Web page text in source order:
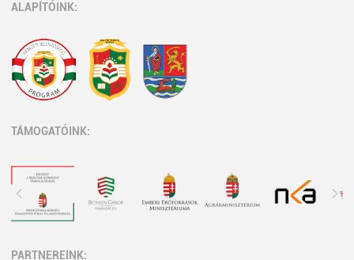
ALAPÍTÓINK:
TÁMOGATÓINK:
PARTNEREINK: